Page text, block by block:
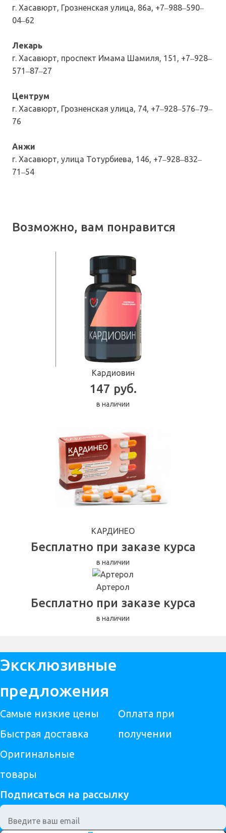
г. Хасавюрт, Грозненская улица, 86а, +7‒988‒590‒
04‒62
Лекарь
г. Хасавюрт, проспект Имама Шамиля, 151, +7‒928‒
571‒87‒27
Центрум
г. Хасавюрт, Грозненская улица, 74, +7‒928‒576‒79‒
76
Анжи
г. Хасавюрт, улица Тотурбиева, 146, +7‒928‒832‒
71‒54
Возможно, вам понравится
Кардиовин
147 руб.
в наличии
КАРДИНЕО
Бесплатно при заказе курса
в наличии
Артерол
Бесплатно при заказе курса
в наличии
Эксклюзивные
предложения
Самые низкие цены
Быстрая доставка
Оригинальные
товары
Оплата при
получении
Подписаться на рассылку